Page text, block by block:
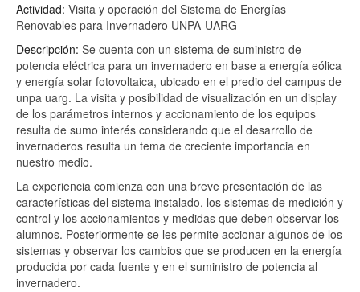
Actividad: Visita y operación del Sistema de Energías
Renovables para Invernadero UNPA-UARG
Descripción: Se cuenta con un sistema de suministro de
potencia eléctrica para un invernadero en base a energía eólica
y energía solar fotovoltaica, ubicado en el predio del campus de
unpa uarg. La visita y posibilidad de visualización en un display
de los parámetros internos y accionamiento de los equipos
resulta de sumo interés considerando que el desarrollo de
invernaderos resulta un tema de creciente importancia en
nuestro medio.
La experiencia comienza con una breve presentación de las
características del sistema instalado, los sistemas de medición y
control y los accionamientos y medidas que deben observar los
alumnos. Posteriormente se les permite accionar algunos de los
sistemas y observar los cambios que se producen en la energía
producida por cada fuente y en el suministro de potencia al
invernadero.